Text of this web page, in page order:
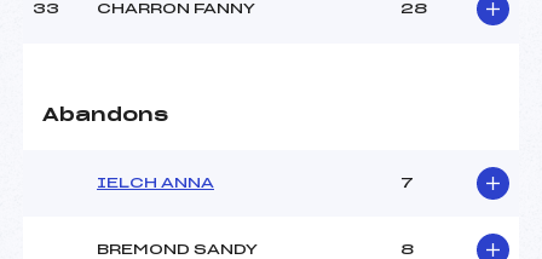
33 CHARRON FANNY 28
Abandons
IELCH ANNA 7
BREMOND SANDY 8